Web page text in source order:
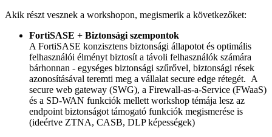
Akik részt vesznek a workshopon, megismerik a következőket:
FortiSASE + Biztonsági szempontok
A FortiSASE konzisztens biztonsági állapotot és optimális
felhasználói élményt biztosít a távoli felhasználók számára
bárhonnan - egységes biztonsági szűrővel, biztonsági rések
azonosításával teremti meg a vállalat secure edge rétegét. A
secure web gateway (SWG), a Firewall-as-a-Service (FWaaS)
és a SD-WAN funkciók mellett workshop témája lesz az
endpoint biztonságot támogató funkciók megismerése is
(ideértve ZTNA, CASB, DLP képességek)